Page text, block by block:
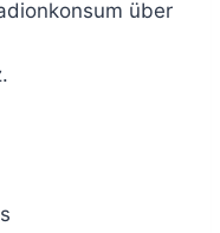
über